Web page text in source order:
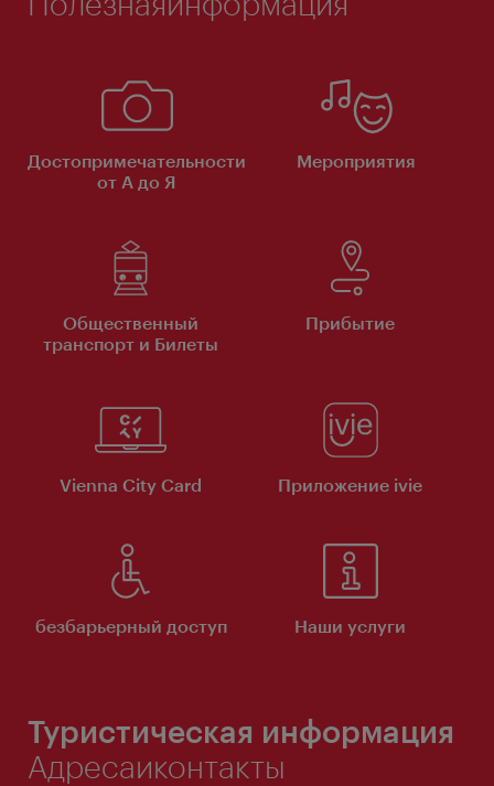
Достопримечательности
от А до Я
Мероприятия
Общественный
транспорт и Билеты
Прибытие
Vienna City Card Приложение ivie
безбарьерный доступ Наши услуги
Туристическая информация
Адресаиконтакты